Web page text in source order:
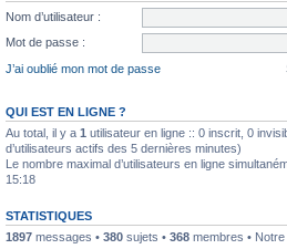
Nom d’utilisateur :
Mot de passe :
J’ai oublié mon mot de passe
QUI EST EN LIGNE ?
Au total, il y a 1 utilisateur en ligne :: 0 inscrit, 0
d’utilisateurs actifs des 5 dernières minutes)
Le nombre maximal d’utilisateurs en ligne
15:18
STATISTIQUES
1897 messages • 380 sujets • 368 membres •